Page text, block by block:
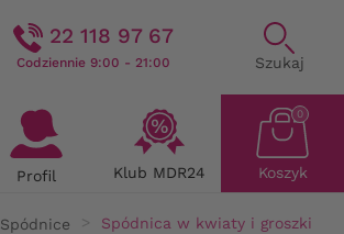
22 118 97 67
Codziennie 9:00 - 21:00 Szukaj
Profil Klub MDR24 Koszyk
0
Spódnice Spódnica w kwiaty i groszki